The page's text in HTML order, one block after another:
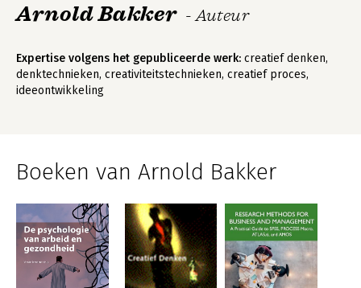
Arnold Bakker - Auteur
Expertise volgens het gepubliceerde werk: creatief denken,
denktechnieken, creativiteitstechnieken, creatief proces,
ideeontwikkeling
Boeken van Arnold Bakker